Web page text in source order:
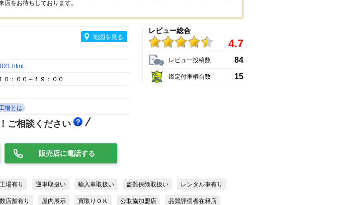
をお待ちしております。
地図を見る
０：００～１９：００
場とは
ご相談ください
レビュー総合
4.7
レビュー投稿数 84
鑑定付車輌台数 15
販売店に電話する
場有り 逆車取扱い 輸入車取扱い 盗難保険取扱い レンタル車有り
店舗有り 屋内展示 買取りＯＫ 公取協加盟店 品質評価者在籍店